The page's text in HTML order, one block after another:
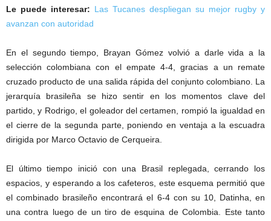
Le puede interesar: Las Tucanes despliegan su mejor rugby y
avanzan con autoridad
En el segundo tiempo, Brayan Gómez volvió a darle vida a la
selección colombiana con el empate 4-4, gracias a un remate
cruzado producto de una salida rápida del conjunto colombiano. La
jerarquía brasileña se hizo sentir en los momentos clave del
partido, y Rodrigo, el goleador del certamen, rompió la igualdad en
el cierre de la segunda parte, poniendo en ventaja a la escuadra
dirigida por Marco Octavio de Cerqueira.
El último tiempo inició con una Brasil replegada, cerrando los
espacios, y esperando a los cafeteros, este esquema permitió que
el combinado brasileño encontrará el 6-4 con su 10, Datinha, en
una contra luego de un tiro de esquina de Colombia. Este tanto